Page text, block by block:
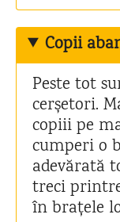
Copii
Peste tot
cerșetori.
copiii pe
cumperi o
adevărată
treci
în brațele